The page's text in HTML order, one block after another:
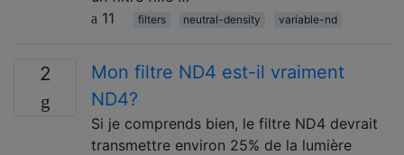
11
filters neutral-density variable-nd
2
Mon filtre ND4 est-il vraiment
ND4?
Si je comprends bien, le filtre ND4 devrait
transmettre environ 25% de la lumière